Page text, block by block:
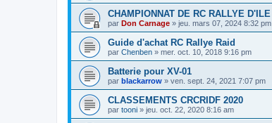
CHAMPIONNAT DE RC RALLYE
par Don Carnage » jeu. mars 07, 2024 8:32 pm
Guide d'achat RC Rallye Raid
par Chenben » mer. oct. 10, 2018 9:16 pm
Batterie pour XV-01
par blackarrow » ven. sept. 24, 2021 7:07 pm
CLASSEMENTS CRCRIDF 2020
par tooni » jeu. oct. 22, 2020 8:16 am